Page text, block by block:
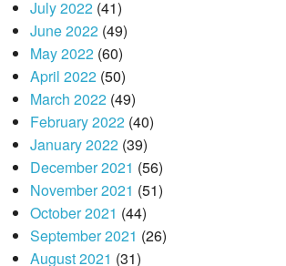
July 2022(41)
June 2022(49)
May 2022(60)
April 2022(50)
March 2022(49)
February 2022(40)
January 2022(39)
December 2021 (56)
November 2021 (51)
October 2021 (44)
September 2021 (26)
August 2021 (31)